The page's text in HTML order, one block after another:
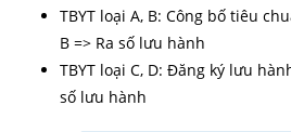
TBYT loại A, B: Công bố tiêu
B => Ra số lưu hành
TBYT loại C, D: Đăng ký lưu
số lưu hành